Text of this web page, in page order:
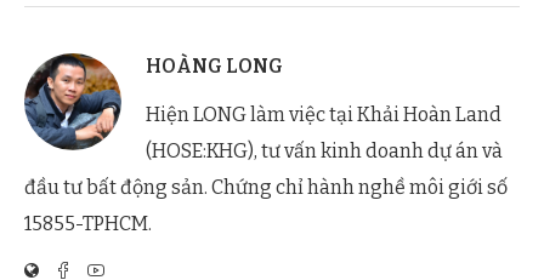
HOÀNG LONG
Hiện LONG làm việc tại Khải Hoàn Land
(HOSE:KHG), tư vấn kinh doanh dự án và
đầu tư bất động sản. Chứng chỉ hành nghề môi giới số
15855-TPHCM.